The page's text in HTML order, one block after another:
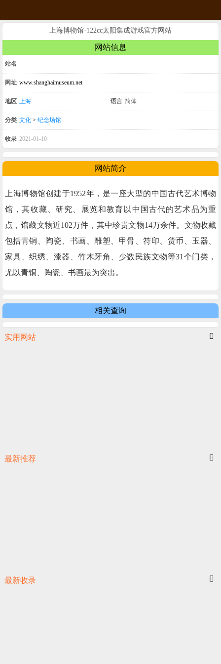
上海博物馆-122cc太阳集成游戏官方网站
网站信息
站名
网址 www.shanghaimuseum.net
地区 上海 语言 简体
分类 文化 > 纪念场馆
收录 2021-01-10
网站简介
上海博物馆创建于1952年，是一座大型的中国古代艺术博物
馆，其收藏、研究、展览和教育以中国古代的艺术品为重
点，馆藏文物近102万件，其中珍贵文物14万余件。文物收藏
包括青铜、陶瓷、书画、雕塑、甲骨、符印、货币、玉器、
家具、织绣、漆器、竹木牙角、少数民族文物等31个门类，
尤以青铜、陶瓷、书画最为突出。
相关查询
实用网站
最新推荐
最新收录